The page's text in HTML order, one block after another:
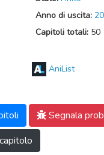
Anno di uscita:
Capitoli totali: 50
AniList
Segnala